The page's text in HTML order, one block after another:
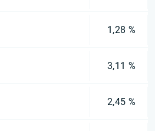
1,28 %
3,11 %
2,45 %